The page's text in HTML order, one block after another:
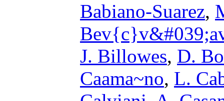
Babiano-Suarez,
J. Billowes, D.
Caama~no, L.